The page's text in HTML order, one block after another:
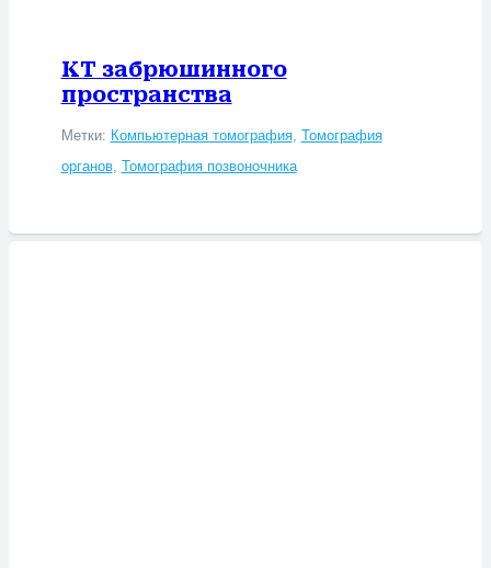
КТ забрюшинного
пространства
Метки: Компьютерная томография, Томография
органов, Томография позвоночника